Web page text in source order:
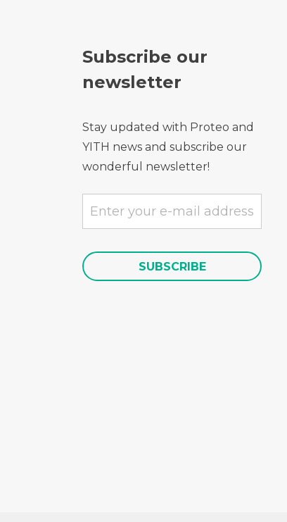
Subscribe our
newsletter
Stay updated with Proteo and
YITH news and subscribe our
wonderful newsletter!